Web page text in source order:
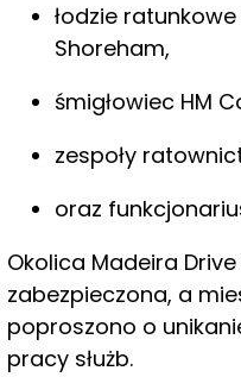
łodzie ratunkowe
Shoreham,
śmigłowiec HM
zespoły
oraz
Okolica Madeira
zabezpieczona, a
poproszono o
pracy służb.